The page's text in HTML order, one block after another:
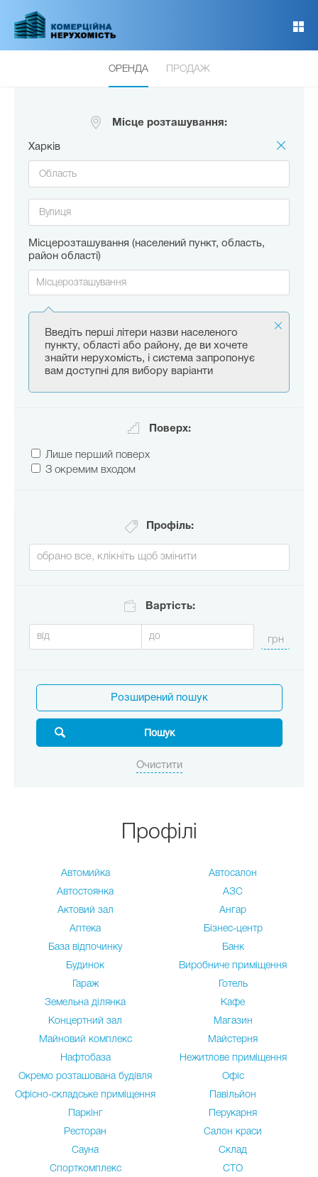
основного
ОРЕНДА ПРОДАЖ
Місце розташування:
Харків
Місцерозташування (населений пункт, область,
район області)
Введіть перші літери назви населеного
пункту, області або району, де ви хочете
знайти нерухомість, і система запропонує
вам доступні для вибору варіанти
Поверх:
Лише перший поверх
З окремим входом
Профіль:
Вартість:
Розширений пошук
Профілі
Автомийка
Автосалон
Автостоянка
АЗС
Актовий зал
Ангар
Аптека
Бізнес-центр
База відпочинку
Банк
Будинок
Виробниче приміщення
Гараж
Готель
Земельна ділянка
Кафе
Концертний зал
Магазин
Майновий комплекс
Майстерня
Нафтобаза
Нежитлове приміщення
Окремо розташована будівля
Офіс
Офісно-складське приміщення
Павільйон
Паркінг
Перукарня
Ресторан
Салон краси
Сауна
Склад
Спорткомплекс
СТО